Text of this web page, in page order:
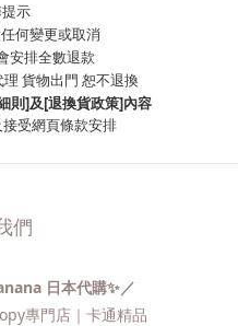
示
何變更或取消
安排全數退款
貨物出門 恕不退換
則]及[退換貨政策]內容
受網頁條款安排
們
日本代購✨／
專門店｜卡通精品